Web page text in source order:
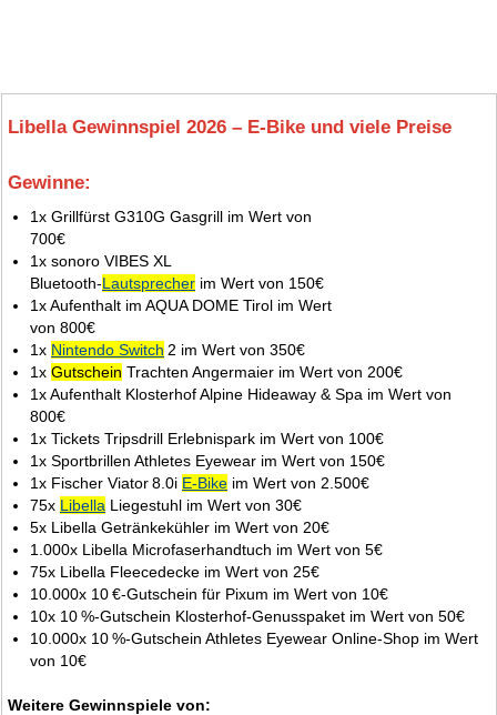
Libella Gewinnspiel 2026 – E‑Bike und viele Preise
Gewinne:
1x Grillfürst G310G Gasgrill im Wert von
700€
1x sonoro VIBES XL
Bluetooth‑Lautsprecher im Wert von 150€
1x Aufenthalt im AQUA DOME Tirol im Wert
von 800€
1x Nintendo Switch 2 im Wert von 350€
1x Gutschein Trachten Angermaier im Wert von 200€
1x Aufenthalt Klosterhof Alpine Hideaway & Spa im Wert von
800€
1x Tickets Tripsdrill Erlebnispark im Wert von 100€
1x Sportbrillen Athletes Eyewear im Wert von 150€
1x Fischer Viator 8.0i E‑Bike im Wert von 2.500€
75x Libella Liegestuhl im Wert von 30€
5x Libella Getränkekühler im Wert von 20€
1.000x Libella Microfaserhandtuch im Wert von 5€
75x Libella Fleecedecke im Wert von 25€
10.000x 10 €‑Gutschein für Pixum im Wert von 10€
10x 10 %‑Gutschein Klosterhof‑Genusspaket im Wert von 50€
10.000x 10 %‑Gutschein Athletes Eyewear Online‑Shop im Wert
von 10€
Weitere Gewinnspiele von: